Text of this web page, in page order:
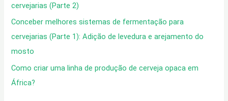
cervejarias (Parte 2)
Conceber melhores sistemas de fermentação para
cervejarias (Parte 1): Adição de levedura e arejamento do
mosto
Como criar uma linha de produção de cerveja opaca em
África?